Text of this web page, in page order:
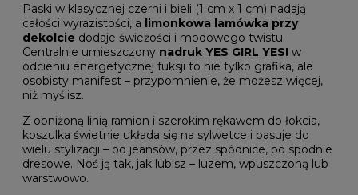
Paski w klasycznej czerni i bieli (1 cm x 1 cm) nadają
całości wyrazistości, a limonkowa lamówka przy
dekolcie dodaje świeżości i modowego twistu.
Centralnie umieszczony nadruk YES GIRL YES! w
odcieniu energetycznej fuksji to nie tylko grafika, ale
osobisty manifest – przypomnienie, że możesz więcej,
niż myślisz.
Z obniżoną linią ramion i szerokim rękawem do łokcia,
koszulka świetnie układa się na sylwetce i pasuje do
wielu stylizacji – od jeansów, przez spódnice, po spodnie
dresowe. Noś ją tak, jak lubisz – luzem, wpuszczoną lub
warstwowo.